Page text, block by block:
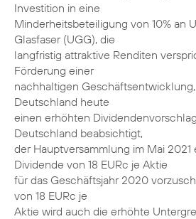
Investition in eine
Minderheitsbeteiligung von 10% an
Glasfaser (UGG), die
langfristig attraktive Renditen
Förderung einer
nachhaltigen
Deutschland heute
einen erhöhten
Deutschland beabsichtigt,
der Hauptversammlung im Mai 2021
Dividende von 18 EURc je Aktie
für das Geschäftsjahr 2020
von 18 EURc je
Aktie wird auch die erhöhte